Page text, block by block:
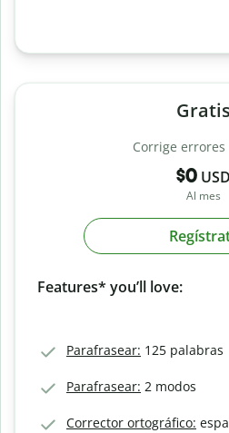
Gratis
Corrige errores
$0 USD
Al mes
Features* you’ll love:
Parafrasear: 125 palabras
Parafrasear: 2 modos
Corrector ortográfico: